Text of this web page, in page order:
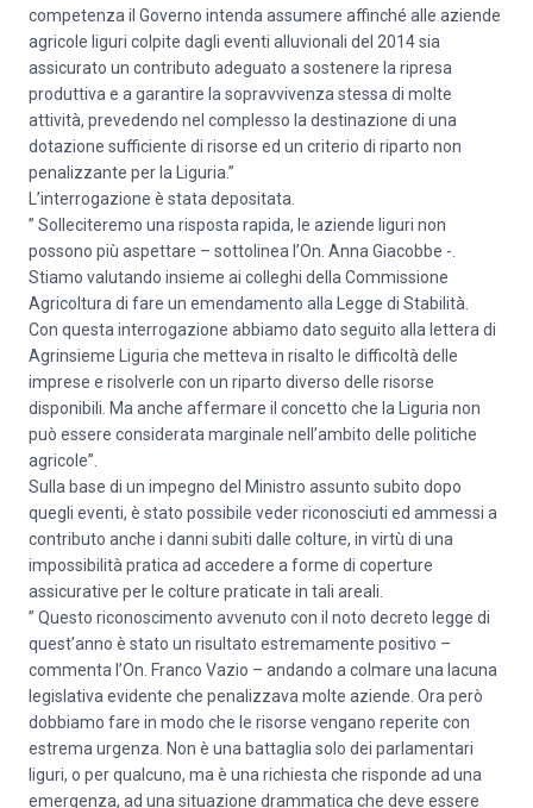
competenza il Governo intenda assumere affinché alle aziende
agricole liguri colpite dagli eventi alluvionali del 2014 sia
assicurato un contributo adeguato a sostenere la ripresa
produttiva e a garantire la sopravvivenza stessa di molte
attività, prevedendo nel complesso la destinazione di una
dotazione sufficiente di risorse ed un criterio di riparto non
penalizzante per la Liguria.”
L’interrogazione è stata depositata.
” Solleciteremo una risposta rapida, le aziende liguri non
possono più aspettare – sottolinea l’On. Anna Giacobbe -.
Stiamo valutando insieme ai colleghi della Commissione
Agricoltura di fare un emendamento alla Legge di Stabilità.
Con questa interrogazione abbiamo dato seguito alla lettera di
Agrinsieme Liguria che metteva in risalto le difficoltà delle
imprese e risolverle con un riparto diverso delle risorse
disponibili. Ma anche affermare il concetto che la Liguria non
può essere considerata marginale nell’ambito delle politiche
agricole”.
Sulla base di un impegno del Ministro assunto subito dopo
quegli eventi, è stato possibile veder riconosciuti ed ammessi a
contributo anche i danni subiti dalle colture, in virtù di una
impossibilità pratica ad accedere a forme di coperture
assicurative per le colture praticate in tali areali.
” Questo riconoscimento avvenuto con il noto decreto legge di
quest’anno è stato un risultato estremamente positivo –
commenta l’On. Franco Vazio – andando a colmare una lacuna
legislativa evidente che penalizzava molte aziende. Ora però
dobbiamo fare in modo che le risorse vengano reperite con
estrema urgenza. Non è una battaglia solo dei parlamentari
liguri, o per qualcuno, ma è una richiesta che risponde ad una
emergenza, ad una situazione drammatica che deve essere